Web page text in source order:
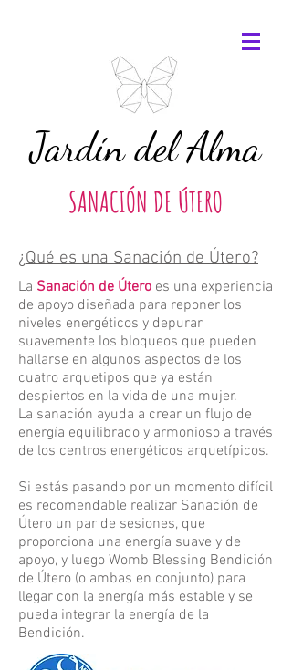
Jardín del Alma
SANACIÓN DE ÚTERO
¿Qué es una Sanación de Útero?
La Sanación de Útero es una experiencia
de apoyo diseñada para reponer los
niveles energéticos y depurar
suavemente los bloqueos que pueden
hallarse en algunos aspectos de los
cuatro arquetipos que ya están
despiertos en la vida de una mujer.
La sanación ayuda a crear un flujo de
energía equilibrado y armonioso a través
de los centros energéticos arquetípicos.
Si estás pasando por un momento difícil
es recomendable realizar Sanación de
Útero un par de sesiones, que
proporciona una energía suave y de
apoyo, y luego Womb Blessing Bendición
de Útero (o ambas en conjunto) para
llegar con la energía más estable y se
pueda integrar la energía de la
Bendición.